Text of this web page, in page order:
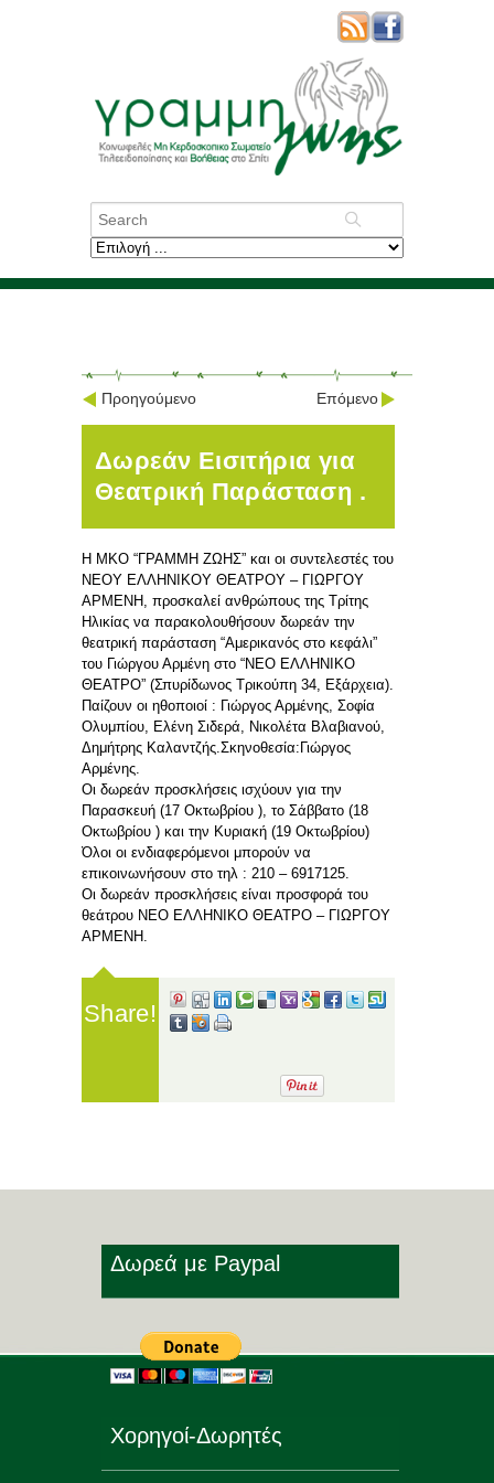
Προηγούμενο Επόμενο
Δωρεάν Εισιτήρια για
Θεατρική Παράσταση .
Η ΜΚΟ “ΓΡΑΜΜΗ ΖΩΗΣ” και οι συντελεστές του
ΝΕΟΥ ΕΛΛΗΝΙΚΟΥ ΘΕΑΤΡΟΥ – ΓΙΩΡΓΟΥ
ΑΡΜΕΝΗ, προσκαλεί ανθρώπους της Τρίτης
Ηλικίας να παρακολουθήσουν δωρεάν την
θεατρική παράσταση “Αμερικανός στο κεφάλι”
του Γιώργου Αρμένη στο “ΝΕΟ ΕΛΛΗΝΙΚΟ
ΘΕΑΤΡΟ” (Σπυρίδωνος Τρικούπη 34, Εξάρχεια).
Παίζουν οι ηθοποιοί : Γιώργος Αρμένης, Σοφία
Ολυμπίου, Ελένη Σιδερά, Νικολέτα Βλαβιανού,
Δημήτρης Καλαντζής.Σκηνοθεσία:Γιώργος
Αρμένης.
Οι δωρεάν προσκλήσεις ισχύουν για την
Παρασκευή (17 Οκτωβρίου ), το Σάββατο (18
Οκτωβρίου ) και την Κυριακή (19 Οκτωβρίου)
Όλοι οι ενδιαφερόμενοι μπορούν να
επικοινωνήσουν στο τηλ : 210 – 6917125.
Οι δωρεάν προσκλήσεις είναι προσφορά του
θεάτρου ΝΕΟ ΕΛΛΗΝΙΚΟ ΘΕΑΤΡΟ – ΓΙΩΡΓΟΥ
ΑΡΜΕΝΗ.
Share!
Δωρεά με Paypal
Χορηγοί-Δωρητές